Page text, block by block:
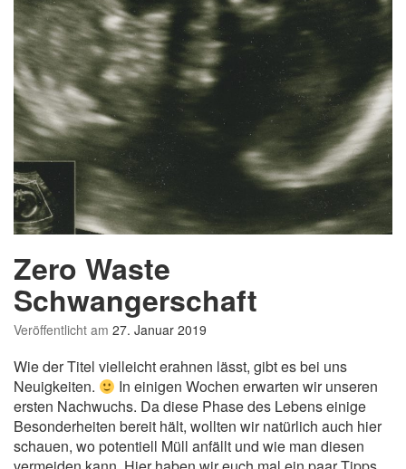
Zero Waste
Schwangerschaft
Veröffentlicht am 27. Januar 2019
Wie der Titel vielleicht erahnen lässt, gibt es bei uns
Neuigkeiten.
In einigen Wochen erwarten wir unseren
ersten Nachwuchs. Da diese Phase des Lebens einige
Besonderheiten bereit hält, wollten wir natürlich auch hier
schauen, wo potentiell Müll anfällt und wie man diesen